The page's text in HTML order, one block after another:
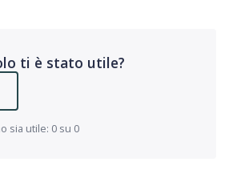
ti è stato utile?
sia utile: 0 su 0